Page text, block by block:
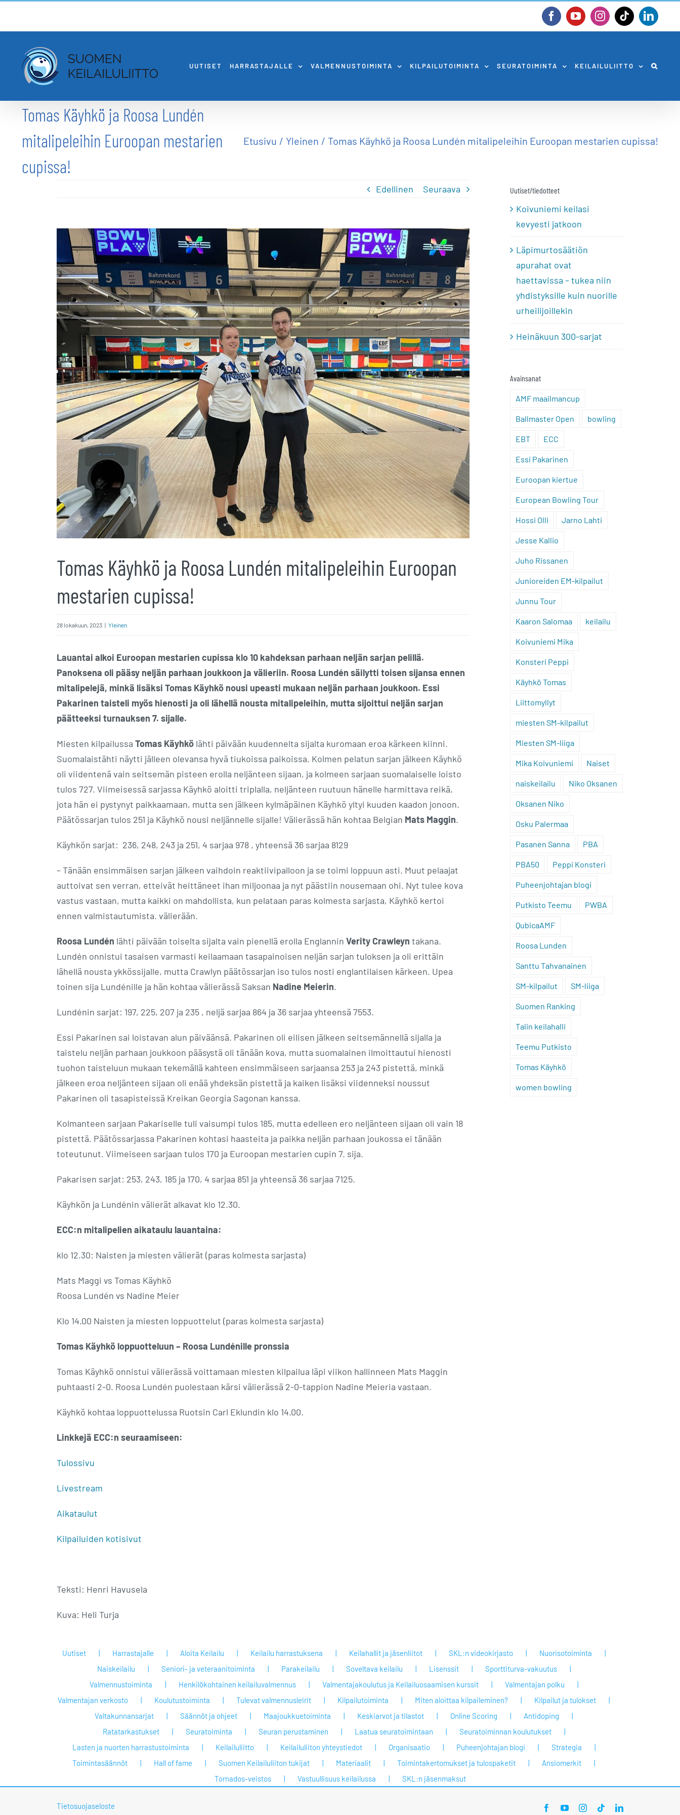
FacebookYouTubeInstagram
Tiktok
UUTISET HARRASTAJALLE VALMENNUSTOIMINTA KILPAILUTOIMINTA SEURATOIMINTA KEILAILULIITTO
Tomas Käyhkö ja Roosa Lundén
mitalipeleihin Euroopan mestarien
cupissa!
Etusivu Yleinen Tomas Käyhkö ja Roosa Lundén mitalipeleihin Euroopan mestarien cupissa!
Edellinen Seuraava
Katso
kuvaa
isompana
Tomas Käyhkö ja Roosa Lundén mitalipeleihin Euroopan
mestarien cupissa!
28 lokakuun, 2023 | Yleinen
Lauantai alkoi Euroopan mestarien cupissa klo 10 kahdeksan parhaan neljän sarjan pelillä.
Panoksena oli pääsy neljän parhaan joukkoon ja välieriin. Roosa Lundén säilytti toisen sijansa ennen
mitalipelejä, minkä lisäksi Tomas Käyhkö nousi upeasti mukaan neljän parhaan joukkoon. Essi
Pakarinen taisteli myös hienosti ja oli lähellä nousta mitalipeleihin, mutta sijoittui neljän sarjan
päätteeksi turnauksen 7. sijalle.
Miesten kilpailussa Tomas Käyhkö lähti päivään kuudennelta sijalta kuromaan eroa kärkeen kiinni.
Suomalaistähti näytti jälleen olevansa hyvä tiukoissa paikoissa. Kolmen pelatun sarjan jälkeen Käyhkö
oli viidentenä vain seitsemän pisteen erolla neljänteen sijaan, ja kolmeen sarjaan suomalaiselle loisto
tulos 727. Viimeisessä sarjassa Käyhkö aloitti triplalla, neljänteen ruutuun hänelle harmittava reikä,
jota hän ei pystynyt paikkaamaan, mutta sen jälkeen kylmäpäinen Käyhkö yltyi kuuden kaadon jonoon.
Päätössarjan tulos 251 ja Käyhkö nousi neljännelle sijalle! Välierässä hän kohtaa Belgian Mats Maggin.
Käyhkön sarjat: 236, 248, 243 ja 251, 4 sarjaa 978 , yhteensä 36 sarjaa 8129
– Tänään ensimmäisen sarjan jälkeen vaihdoin reaktiivipalloon ja se toimi loppuun asti. Muut pelaajat
auttoivat sen verran, etteivät heittäneet ihan miljoonaa ja nyt päästiin nousemaan ohi. Nyt tulee kova
vastus vastaan, mutta kaikki on mahdollista, kun pelataan paras kolmesta sarjasta, Käyhkö kertoi
ennen valmistautumista. välierään.
Roosa Lundén lähti päivään toiselta sijalta vain pienellä erolla Englannin Verity Crawleyn takana.
Lundén onnistui tasaisen varmasti keilaamaan tasapainoisen neljän sarjan tuloksen ja oli erittäin
lähellä nousta ykkössijalle, mutta Crawlyn päätössarjan iso tulos nosti englantilaisen kärkeen. Upea
toinen sija Lundénille ja hän kohtaa välierässä Saksan Nadine Meierin.
Lundénin sarjat: 197, 225, 207 ja 235 , neljä sarjaa 864 ja 36 sarjaa yhteensä 7553.
Essi Pakarinen sai loistavan alun päiväänsä. Pakarinen oli eilisen jälkeen seitsemännellä sijalla ja
taistelu neljän parhaan joukkoon pääsystä oli tänään kova, mutta suomalainen ilmoittautui hienosti
tuohon taisteluun mukaan tekemällä kahteen ensimmäiseen sarjaansa 253 ja 243 pistettä, minkä
jälkeen eroa neljänteen sijaan oli enää yhdeksän pistettä ja kaiken lisäksi viidenneksi noussut
Pakarinen oli tasapisteissä Kreikan Georgia Sagonan kanssa.
Kolmanteen sarjaan Pakariselle tuli vaisumpi tulos 185, mutta edelleen ero neljänteen sijaan oli vain 18
pistettä. Päätössarjassa Pakarinen kohtasi haasteita ja paikka neljän parhaan joukossa ei tänään
toteutunut. Viimeiseen sarjaan tulos 170 ja Euroopan mestarien cupin 7. sija.
Pakarisen sarjat: 253, 243, 185 ja 170, 4 sarjaa 851 ja yhteensä 36 sarjaa 7125.
Käyhkön ja Lundénin välierät alkavat klo 12.30.
ECC:n mitalipelien aikataulu lauantaina:
klo 12.30: Naisten ja miesten välierät (paras kolmesta sarjasta)
Mats Maggi vs Tomas Käyhkö
Roosa Lundén vs Nadine Meier
Klo 14.00 Naisten ja miesten loppuottelut (paras kolmesta sarjasta)
Tomas Käyhkö loppuotteluun – Roosa Lundénille pronssia
Tomas Käyhkö onnistui välierässä voittamaan miesten kilpailua läpi viikon hallinneen Mats Maggin
puhtaasti 2-0. Roosa Lundén puolestaan kärsi välierässä 2-0-tappion Nadine Meieria vastaan.
Käyhkö kohtaa loppuottelussa Ruotsin Carl Eklundin klo 14.00.
Linkkejä ECC:n seuraamiseen:
Tulossivu
Livestream
Aikataulut
Kilpailuiden kotisivut
Teksti: Henri Havusela
Kuva: Heli Turja
Uutiset/tiedotteet
Koivuniemi keilasi
kevyesti jatkoon
Läpimurtosäätiön
apurahat ovat
haettavissa – tukea niin
yhdistyksille kuin nuorille
urheilijoillekin
Heinäkuun 300-sarjat
Avainsanat
AMF maailmancup
Ballmaster Open bowling
EBT ECC
Essi Pakarinen
Euroopan kiertue
European Bowling Tour
Hossi Olli Jarno Lahti
Jesse Kallio
Juho Rissanen
Junioreiden EM-kilpailut
Junnu Tour
Kaaron Salomaa keilailu
Koivuniemi Mika
Konsteri Peppi
Käyhkö Tomas
Liittomyllyt
miesten SM-kilpailut
Miesten SM-liiga
Mika Koivuniemi Naiset
naiskeilailu Niko Oksanen
Oksanen Niko
Osku Palermaa
Pasanen Sanna PBA
PBA50 Peppi Konsteri
Puheenjohtajan blogi
Putkisto Teemu PWBA
QubicaAMF
Roosa Lunden
Santtu Tahvanainen
SM-kilpailut SM-liiga
Suomen Ranking
Talin keilahalli
Teemu Putkisto
Tomas Käyhkö
women bowling
Uutiset Harrastajalle Aloita Keilailu Keilailu harrastuksena Keilahallit ja jäsenliitot SKL:n videokirjasto
Nuorisotoiminta
Naiskeilailu
Seniori- ja veteraanitoiminta Parakeilailu Soveltava keilailu Lisenssit
Sporttiturva-vakuutus
Valmennustoiminta
Henkilökohtainen keilailuvalmennus Valmentajakoulutus ja Keilailuosaamisen kurssit
Valmentajan polku
Valmentajan verkosto
Koulutustoiminta Tulevat valmennusleirit Kilpailutoiminta Miten aloittaa kilpaileminen?
Kilpailut ja tulokset
Valtakunnansarjat
Säännöt ja ohjeet Maajoukkuetoiminta Keskiarvot ja tilastot Online Scoring
Antidoping
Ratatarkastukset
Seuratoiminta Seuran perustaminen Laatua seuratoimintaan
Seuratoiminnan koulutukset
Lasten ja nuorten harrastustoiminta
Keilailuliitto Keilailuliiton yhteystiedot Organisaatio Puheenjohtajan blogi
Strategia
Toimintasäännöt
Hall of fame Suomen Keilailuliiton tukijat Materiaalit Toimintakertomukset ja tulospaketit
Ansiomerkit
Tornados-veistos
Vastuullisuus keilailussa SKL:n jäsenmaksut
Tietosuojaseloste FacebookYouTubeInstagram
TiktokLinkedIn